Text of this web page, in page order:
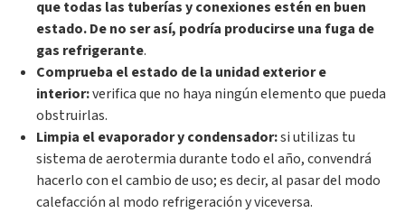
que todas las tuberías y conexiones estén en buen
estado. De no ser así, podría producirse una fuga de
gas refrigerante.
Comprueba el estado de la unidad exterior e
interior:verifica que no haya ningún elemento que pueda
obstruirlas.
Limpia el evaporador y condensador:si utilizas tu
sistema de aerotermia durante todo el año, convendrá
hacerlo con el cambio de uso; es decir, al pasar del modo
calefacción al modo refrigeración y viceversa.